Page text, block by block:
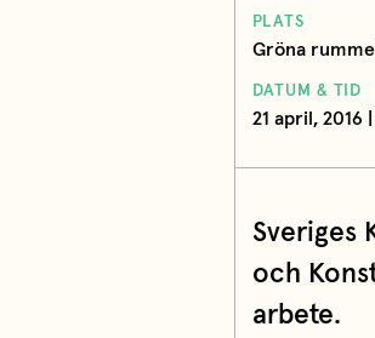
PLATS
Gröna
DATUM & TID
21 april, 2016
Sveriges
och
arbete.